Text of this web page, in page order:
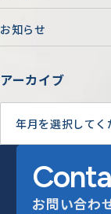
お知らせ
アーカイブ
お問い合わ